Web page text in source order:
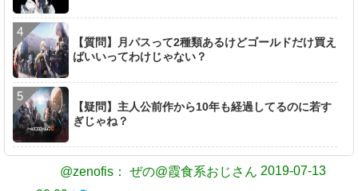
【質問】月パスって2種類あるけどゴールドだけ買え
ばいいってわけじゃない？
【疑問】主人公前作から10年も経過してるのに若す
ぎじゃね？
@zenofis： ぜの@霞食系おじさん 2019-07-13